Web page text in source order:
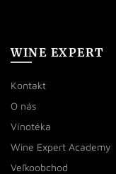
WINE EXPERT
Kontakt
O nás
Vínotéka
Wine Expert Academy
Veľkoobchod